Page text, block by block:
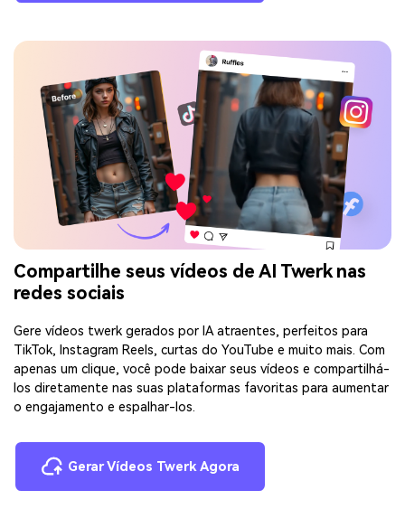
Compartilhe seus vídeos de AI Twerk nas
redes sociais
Gere vídeos twerk gerados por IA atraentes, perfeitos para
TikTok, Instagram Reels, curtas do YouTube e muito mais. Com
apenas um clique, você pode baixar seus vídeos e compartilhá-
los diretamente nas suas plataformas favoritas para aumentar
o engajamento e espalhar-los.
Gerar Vídeos Twerk Agora